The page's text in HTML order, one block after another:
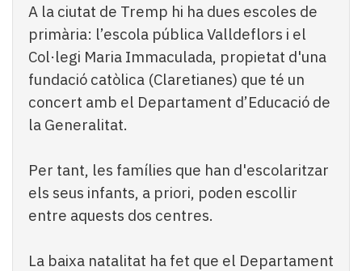
patrocinat
Lo
més
llegit...
Editorial
A la ciutat de Tremp hi ha dues escoles de
primària: l’escola pública Valldeflors i el
Col·legi Maria Immaculada, propietat d'una
fundació catòlica (Claretianes) que té un
concert amb el Departament d’Educació de
la Generalitat.
Per tant, les famílies que han d'escolaritzar
els seus infants, a priori, poden escollir
entre aquests dos centres.
La baixa natalitat ha fet que el Departament